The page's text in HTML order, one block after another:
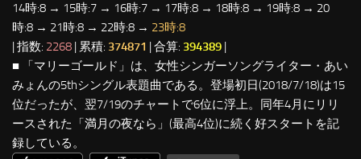
14時:8 → 15時:7 → 16時:7 → 17時:8 → 18時:8 → 19時:8 → 20
時:8 → 21時:8 → 22時:8 → 23時:8
| 指数: 2268 | 累積: 374871 | 合算: 394389
■ 「マリーゴールド」は、女性シンガーソングライター・あい
みょんの5thシングル表題曲である。登場初日(2018/7/18)は15
位だったが、翌7/19のチャートで6位に浮上。同年4月にリリ
ースされた「満月の夜なら」(最高4位)に続く好スタートを記
録している。